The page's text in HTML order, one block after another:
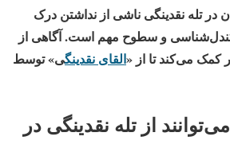
تله نقدینگی ناشی از نداشتن درک
و سطوح مهم است. آگاهی از
کمک می‌کند تا از «القای نقدینگی» توسط
از تله نقدینگی در